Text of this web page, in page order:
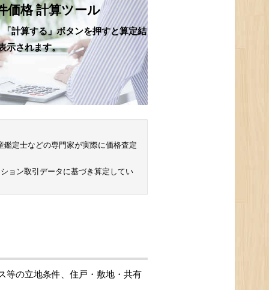
価格 計算ツール
計算する」ボタンを押すと算定結
示されます。
定士などの専門家が実際に価格査定
ョン取引データに基づき算定してい
等の立地条件、住戸・敷地・共有